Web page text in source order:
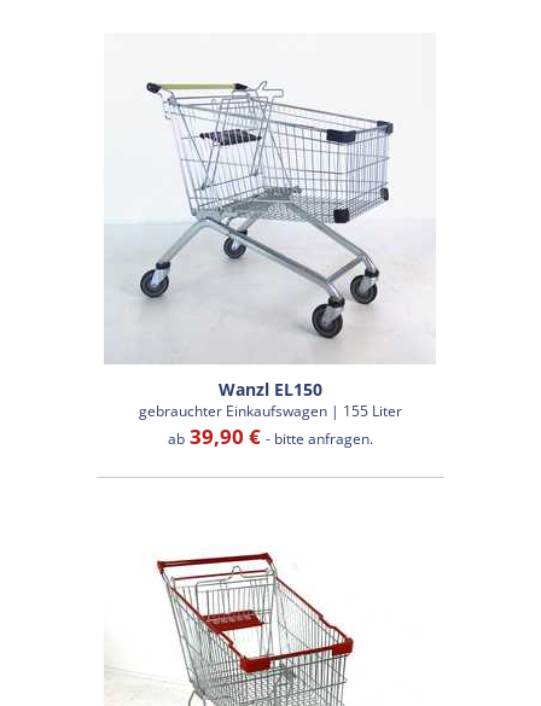
Wanzl EL150
gebrauchter Einkaufswagen | 155 Liter
ab39,90 € - bitte anfragen.